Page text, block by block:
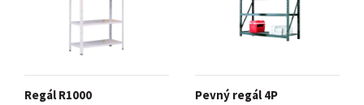
Regál R1000 Pevný regál 4P